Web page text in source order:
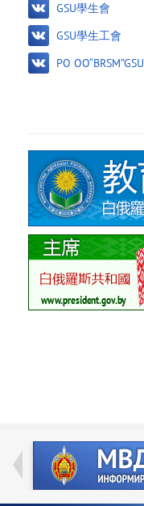
GSU學生會
GSU學生工會
PO OO“BRSM”GSU